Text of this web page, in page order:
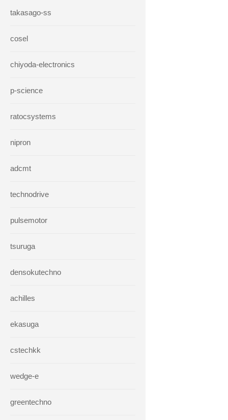
takasago-ss
cosel
chiyoda-electronics
p-science
ratocsystems
nipron
adcmt
technodrive
pulsemotor
tsuruga
densokutechno
achilles
ekasuga
cstechkk
wedge-e
greentechno